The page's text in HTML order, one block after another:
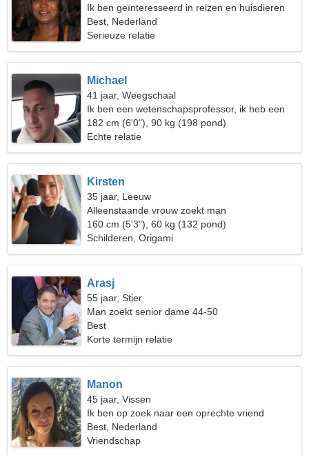
Ik ben geïnteresseerd in reizen en huisdieren
Best, Nederland
Serieuze relatie
Michael
41 jaar, Weegschaal
Ik ben een wetenschapsprofessor, ik heb een
gepassioneerde vrouw nodig
182 cm (6'0"), 90 kg (198 pond)
Echte relatie
Kirsten
35 jaar, Leeuw
Alleenstaande vrouw zoekt man
160 cm (5'3"), 60 kg (132 pond)
Schilderen, Origami
Arasj
55 jaar, Stier
Man zoekt senior dame 44-50
Best
Korte termijn relatie
Manon
45 jaar, Vissen
Ik ben op zoek naar een oprechte vriend
Best, Nederland
Vriendschap